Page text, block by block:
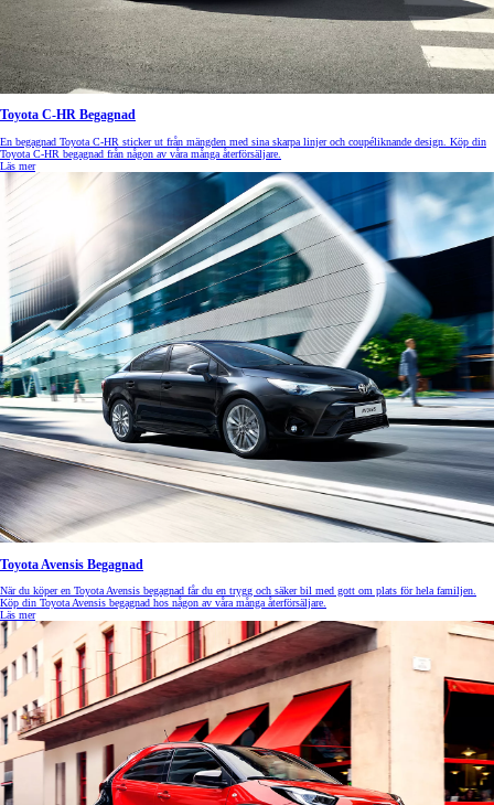
Toyota C-HR Begagnad
En begagnad Toyota C-HR sticker ut från mängden med sina skarpa linjer och coupéliknande design. Köp din
Toyota C-HR begagnad från någon av våra många återförsäljare.
Läs mer
Toyota Avensis Begagnad
När du köper en Toyota Avensis begagnad får du en trygg och säker bil med gott om plats för hela familjen.
Köp din Toyota Avensis begagnad hos någon av våra många återförsäljare.
Läs mer